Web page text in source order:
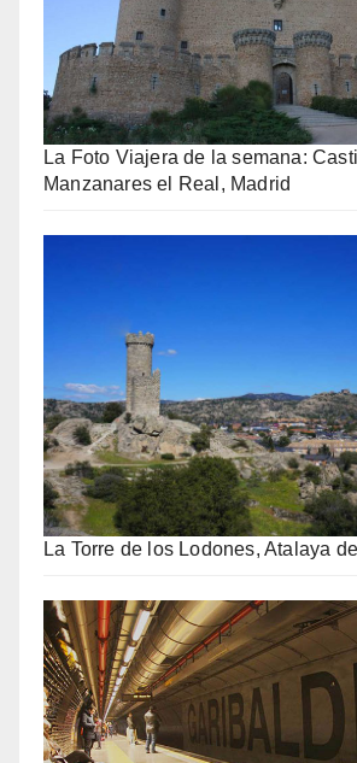
La Foto Viajera de la semana:
Manzanares el Real, Madrid
La Torre de los Lodones, Atalaya